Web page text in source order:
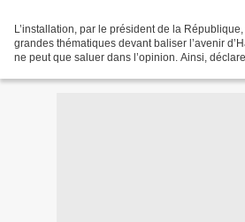
L’installation, par le président de la
grandes thématiques devant baliser l’avenir
ne peut que saluer dans l’opinion. Ainsi,